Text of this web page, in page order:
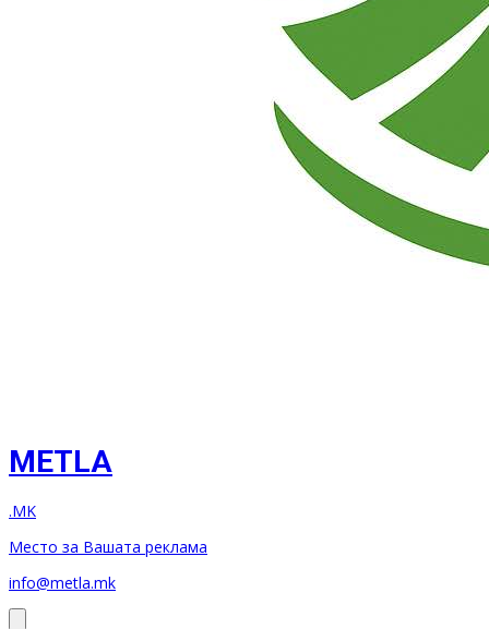
METLA
.MK
Место за Вашата реклама
info@metla.mk